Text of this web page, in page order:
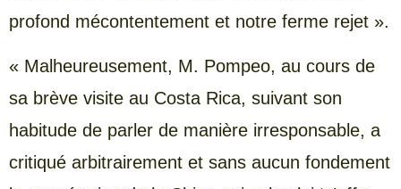
profond mécontentement et notre ferme rejet ».
« Malheureusement, M. Pompeo, au cours de
sa brève visite au Costa Rica, suivant son
habitude de parler de manière irresponsable, a
critiqué arbitrairement et sans aucun fondement